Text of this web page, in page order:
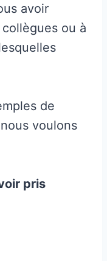
avoir
ou à
de
voulons
pris